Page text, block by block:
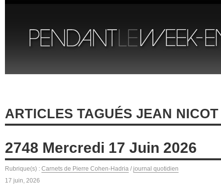
ARTICLES TAGUÉS JEAN NICOT
2748 Mercredi 17 Juin 2026
Rubrique(s) : Carnets de Pierre Cohen-Hadria / journal quotidien
17 juin, 2026